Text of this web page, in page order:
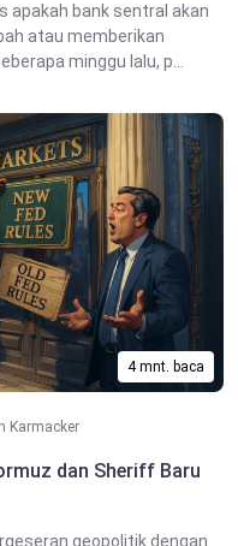
apakah bank sentral akan
atau memberikan
minggu lalu, p...
4 mnt. baca
Karmacker
dan Sheriff Baru
geopolitik dengan